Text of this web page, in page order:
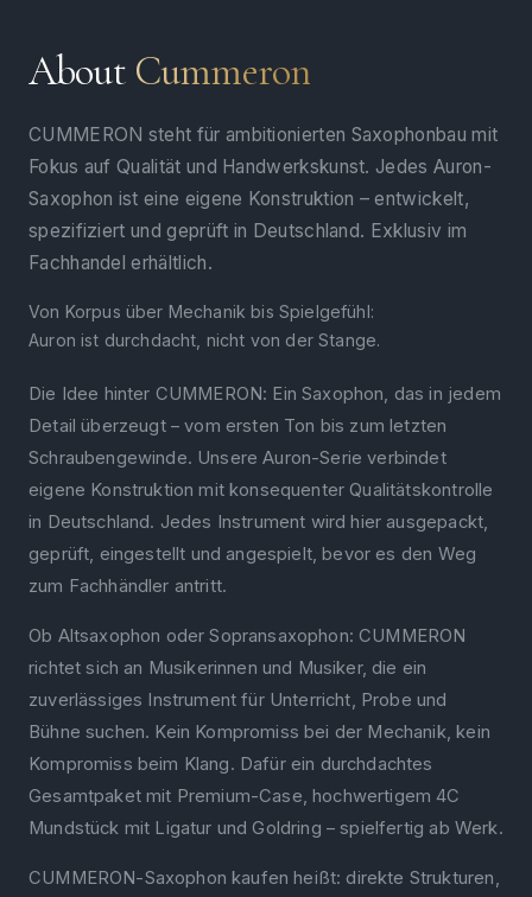
About Cummeron
CUMMERON steht für ambitionierten Saxophonbau mit
Fokus auf Qualität und Handwerkskunst. Jedes Auron-
Saxophon ist eine eigene Konstruktion – entwickelt,
spezifiziert und geprüft in Deutschland. Exklusiv im
Fachhandel erhältlich.
Von Korpus über Mechanik bis Spielgefühl:
Auron ist durchdacht, nicht von der Stange.
Die Idee hinter CUMMERON: Ein Saxophon, das in jedem
Detail überzeugt – vom ersten Ton bis zum letzten
Schraubengewinde. Unsere Auron-Serie verbindet
eigene Konstruktion mit konsequenter Qualitätskontrolle
in Deutschland. Jedes Instrument wird hier ausgepackt,
geprüft, eingestellt und angespielt, bevor es den Weg
zum Fachhändler antritt.
Ob Altsaxophon oder Sopransaxophon: CUMMERON
richtet sich an Musikerinnen und Musiker, die ein
zuverlässiges Instrument für Unterricht, Probe und
Bühne suchen. Kein Kompromiss bei der Mechanik, kein
Kompromiss beim Klang. Dafür ein durchdachtes
Gesamtpaket mit Premium-Case, hochwertigem 4C
Mundstück mit Ligatur und Goldring – spielfertig ab Werk.
CUMMERON-Saxophon kaufen heißt: direkte Strukturen,